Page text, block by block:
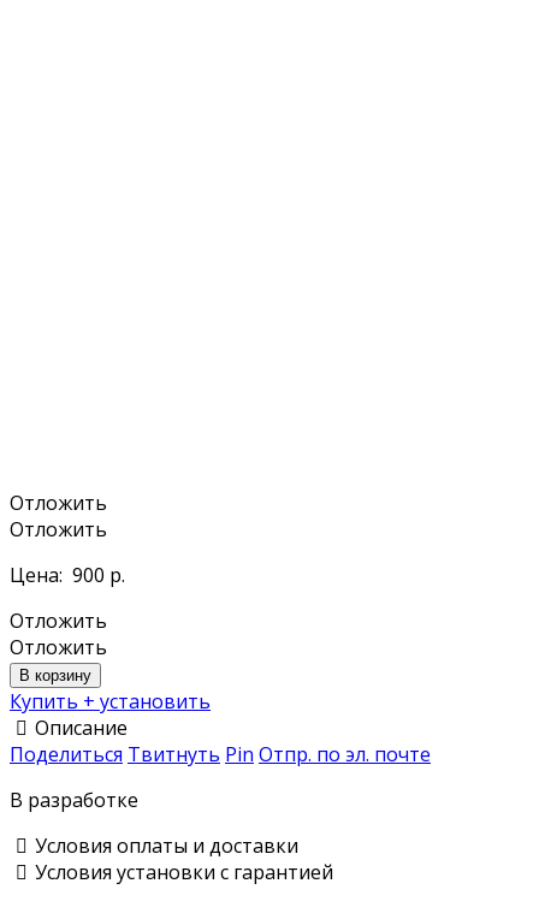
Отложить
Отложить
Цена: 900 р.
Отложить
Отложить
В корзину
Купить + установить
Описание
Поделиться Твитнуть Pin Отпр. по эл. почте
В разработке
Условия оплаты и доставки
Условия установки с гарантией